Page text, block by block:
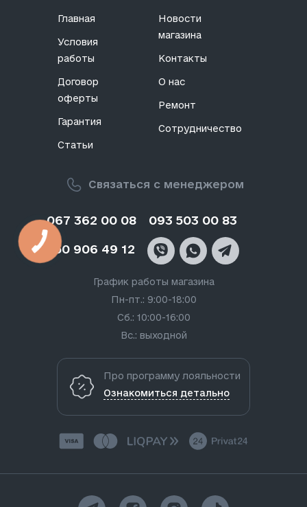
Связаться с менеджером
067 362 00 08 093 503 00 83
050 906 49 12
График работы магазина
Пн-пт.: 9:00-18:00
Сб.: 10:00-16:00
Вс.: выходной
Главная
Условия
работы
Договор
оферты
Гарантия
Статьи
Новости
магазина
Контакты
О нас
Ремонт
Сотрудничество
Про программу лояльности
Ознакомиться детально